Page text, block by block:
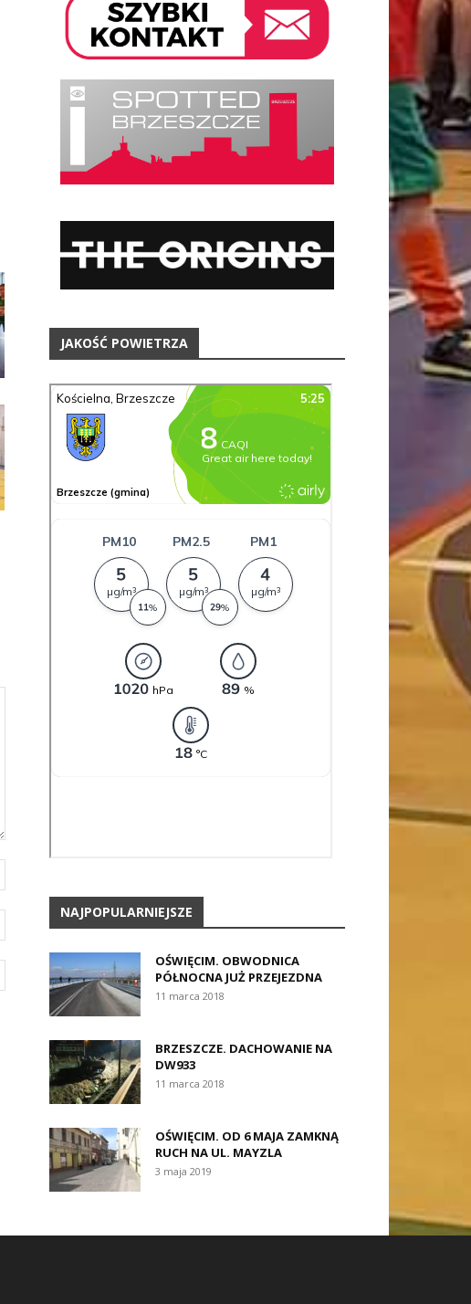
JAKOŚĆ POWIETRZA
NAJPOPULARNIEJSZE
OŚWIĘCIM. OBWODNICA
PÓŁNOCNA JUŻ PRZEJEZDNA
11 marca 2018
BRZESZCZE. DACHOWANIE NA
DW933
11 marca 2018
OŚWIĘCIM. OD 6 MAJA ZAMKNĄ
RUCH NA UL. MAYZLA
3 maja 2019